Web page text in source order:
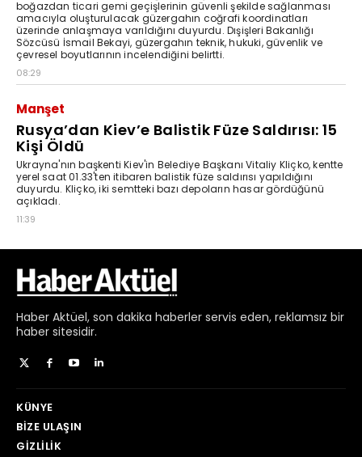
Haber Aktüel, son dakika haberler servis eden, reklamsız bir
haber sitesidir.
KÜNYE
BIZE ULAŞIN
GIZLILIK